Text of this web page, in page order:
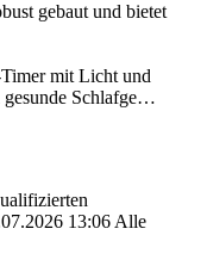
gebaut und bietet
mit Licht und
gesunde Schlafge…
13:06 Alle